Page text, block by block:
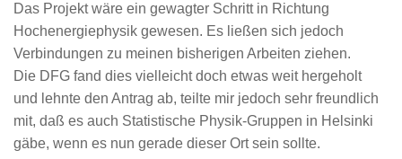
Das Projekt wäre ein gewagter Schritt in Richtung
Hochenergiephysik gewesen. Es ließen sich jedoch
Verbindungen zu meinen bisherigen Arbeiten ziehen.
Die DFG fand dies vielleicht doch etwas weit hergeholt
und lehnte den Antrag ab, teilte mir jedoch sehr freundlich
mit, daß es auch Statistische Physik-Gruppen in Helsinki
gäbe, wenn es nun gerade dieser Ort sein sollte.